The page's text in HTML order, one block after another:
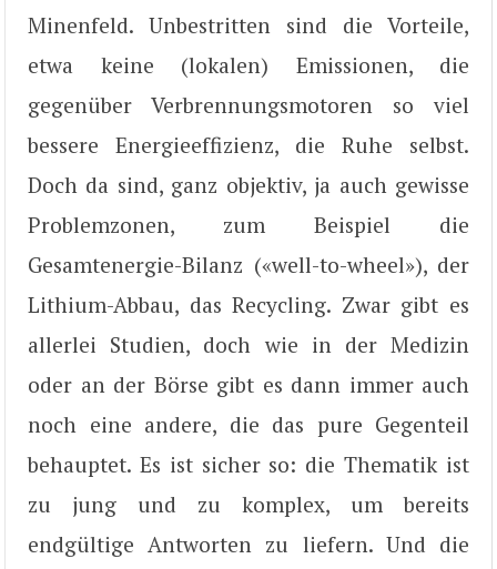
Minenfeld. Unbestritten sind die Vorteile,
etwa keine (lokalen) Emissionen, die
gegenüber Verbrennungsmotoren so viel
bessere Energieeffizienz, die Ruhe selbst.
Doch da sind, ganz objektiv, ja auch gewisse
Problemzonen, zum Beispiel die
Gesamtenergie-Bilanz («well-to-wheel»), der
Lithium-Abbau, das Recycling. Zwar gibt es
allerlei Studien, doch wie in der Medizin
oder an der Börse gibt es dann immer auch
noch eine andere, die das pure Gegenteil
behauptet. Es ist sicher so: die Thematik ist
zu jung und zu komplex, um bereits
endgültige Antworten zu liefern. Und die